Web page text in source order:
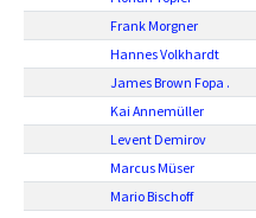
Frank Morgner
Hannes Volkhardt
James Brown Fopa .
Kai Annemüller
Levent Demirov
Marcus Müser
Mario Bischoff